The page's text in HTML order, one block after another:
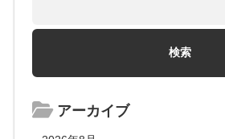
アーカイブ